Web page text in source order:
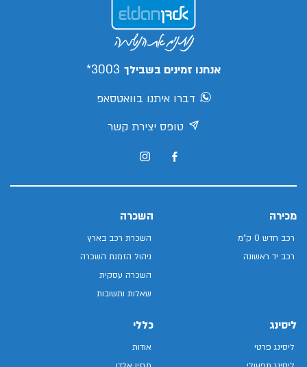
אנחנו זמינים בשבילך 3003*
דברו איתנו בוואטסאפ
טופס יצירת קשר
מכירה
רכב חדש 0 ק"מ
רכב יד ראשונה
השכרה
השכרת רכב בארץ
ניהול הזמנת השכרה
השכרה עסקית
שאלות ותשובות
ליסינג
ליסינג פרטי
כללי
אודות